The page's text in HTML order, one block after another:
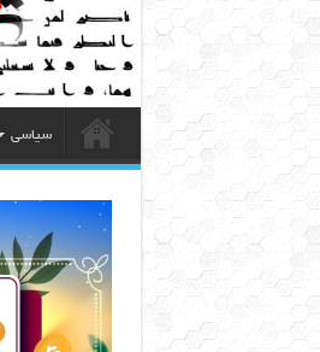
سیاسی